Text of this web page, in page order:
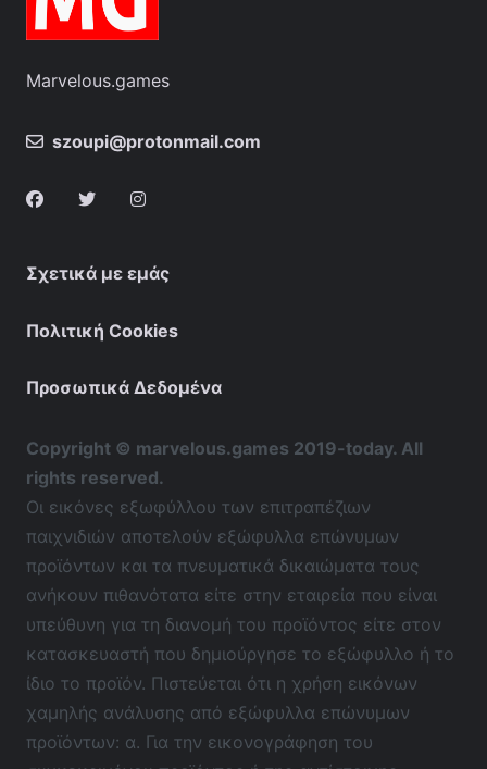
Marvelous.games
szoupi@protonmail.com
Σχετικά με εμάς
Πολιτική Cookies
Προσωπικά Δεδομένα
Copyright © marvelous.games 2019-today. All
rights reserved.
Οι εικόνες εξωφύλλου των επιτραπέζιων
παιχνιδιών αποτελούν εξώφυλλα επώνυμων
προϊόντων και τα πνευματικά δικαιώματα τους
ανήκουν πιθανότατα είτε στην εταιρεία που είναι
υπεύθυνη για τη διανομή του προϊόντος είτε στον
κατασκευαστή που δημιούργησε το εξώφυλλο ή το
ίδιο το προϊόν. Πιστεύεται ότι η χρήση εικόνων
χαμηλής ανάλυσης από εξώφυλλα επώνυμων
προϊόντων: α. Για την εικονογράφηση του